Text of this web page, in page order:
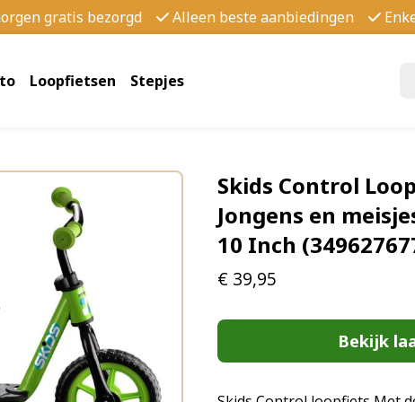
gratis bezorgd Alleen beste aanbiedingen
Loopfietsen Stepjes
Skids Control
Jongens en
10 Inch
€ 39,95
Bekijk